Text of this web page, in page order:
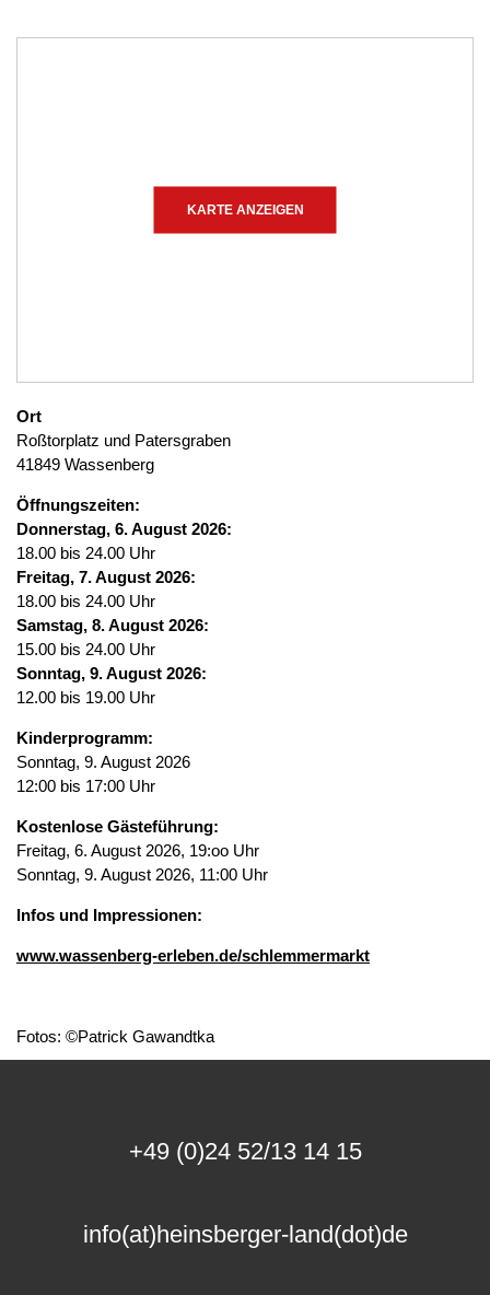
KARTE ANZEIGEN
Ort
Roßtorplatz und Patersgraben
41849 Wassenberg
Öffnungszeiten:
Donnerstag, 6. August 2026:
18.00 bis 24.00 Uhr
Freitag, 7. August 2026:
18.00 bis 24.00 Uhr
Samstag, 8. August 2026:
15.00 bis 24.00 Uhr
Sonntag, 9. August 2026:
12.00 bis 19.00 Uhr
Kinderprogramm:
Sonntag, 9. August 2026
12:00 bis 17:00 Uhr
Kostenlose Gästeführung:
Freitag, 6. August 2026, 19:oo Uhr
Sonntag, 9. August 2026, 11:00 Uhr
Infos und Impressionen:
www.wassenberg-erleben.de/schlemmermarkt
Fotos: ©Patrick Gawandtka
+49 (0)24 52/13 14 15
info(at)heinsberger-land(dot)de